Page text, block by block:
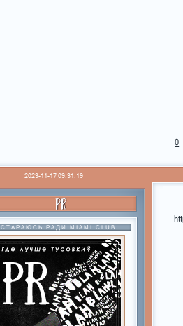
0
2023-11-17 09:31:19
PR
СТАРАЮСЬ РАДИ MIAMI CLUB